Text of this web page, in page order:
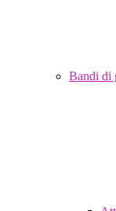
Bandi di